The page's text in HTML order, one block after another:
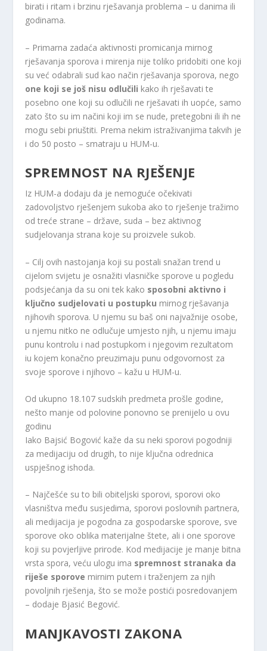
birati i ritam i brzinu rješavanja problema – u danima ili
godinama.
– Primarna zadaća aktivnosti promicanja mirnog
rješavanja sporova i mirenja nije toliko pridobiti one koji
su već odabrali sud kao način rješavanja sporova, nego
one koji se još nisu odlučili kako ih rješavati te
posebno one koji su odlučili ne rješavati ih uopće, samo
zato što su im načini koji im se nude, pretegobni ili ih ne
mogu sebi priuštiti. Prema nekim istraživanjima takvih je
i do 50 posto – smatraju u HUM-u.
SPREMNOST NA RJEŠENJE
Iz HUM-a dodaju da je nemoguće očekivati ​​
zadovoljstvo rješenjem sukoba ako to rješenje tražimo
od treće strane – države, suda – bez aktivnog
sudjelovanja strana koje su proizvele sukob.
– Cilj ovih nastojanja koji su postali snažan trend u
cijelom svijetu je osnažiti vlasničke sporove u pogledu
podsjećanja da su oni tek kako sposobni aktivno i
ključno sudjelovati u postupku mirnog rješavanja
njihovih sporova. U njemu su baš oni najvažnije osobe,
u njemu nitko ne odlučuje umjesto njih, u njemu imaju
punu kontrolu i nad postupkom i njegovim rezultatom
iu kojem konačno preuzimaju punu odgovornost za
svoje sporove i njihovo – kažu u HUM-u.
Od ukupno 18.107 sudskih predmeta prošle godine,
nešto manje od polovine ponovno se prenijelo u ovu
godinu
Iako Bajsić Bogović kaže da su neki sporovi pogodniji
za medijaciju od drugih, to nije ključna odrednica
uspješnog ishoda.
– Najčešće su to bili obiteljski sporovi, sporovi oko
vlasništva među susjedima, sporovi poslovnih partnera,
ali medijacija je pogodna za gospodarske sporove, sve
sporove oko oblika materijalne štete, ali i one sporove
koji su povjerljive prirode. Kod medijacije je manje bitna
vrsta spora, veću ulogu ima spremnost stranaka da
riješe sporove mirnim putem i traženjem za njih
povoljnih rješenja, što se može postići posredovanjem
– dodaje Bjasić Begović.
MANJKAVOSTI ZAKONA